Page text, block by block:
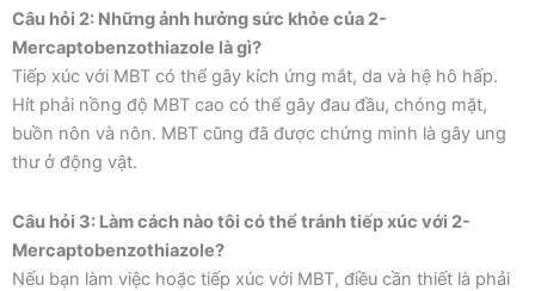
Câu hỏi 2: Những ảnh hưởng sức khỏe của 2-
Mercaptobenzothiazole là gì?
Tiếp xúc với MBT có thể gây kích ứng mắt, da và hệ hô hấp.
Hít phải nồng độ MBT cao có thể gây đau đầu, chóng mặt,
buồn nôn và nôn. MBT cũng đã được chứng minh là gây ung
thư ở động vật.
Câu hỏi 3: Làm cách nào tôi có thể tránh tiếp xúc với 2-
Mercaptobenzothiazole?
Nếu bạn làm việc hoặc tiếp xúc với MBT, điều cần thiết là phải